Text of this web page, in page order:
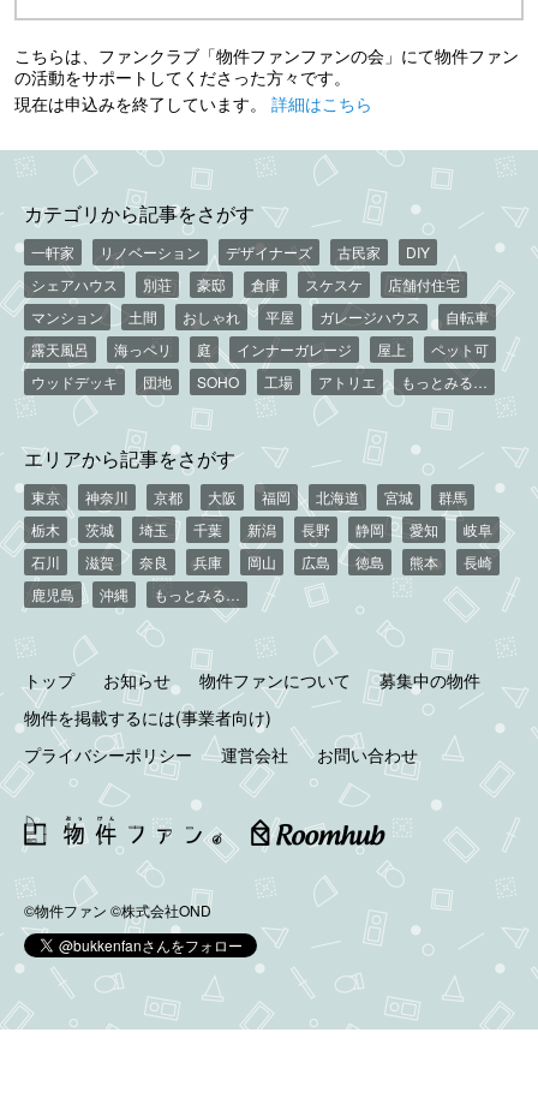
こちらは、ファンクラブ「物件ファンファンの会」にて物件ファン
の活動をサポートしてくださった方々です。
現在は申込みを終了しています。 詳細はこちら
カテゴリから記事をさがす
一軒家 リノベーション デザイナーズ 古民家
DIY
シェアハウス
別荘 豪邸 倉庫 スケスケ
店舗付住宅
マンション
土間 おしゃれ 平屋 ガレージハウス
自転車
露天風呂
海っペリ 庭 インナーガレージ 屋上
ペット可
ウッドデッキ
団地 SOHO 工場 アトリエ もっとみる…
エリアから記事をさがす
東京 神奈川 京都 大阪 福岡 北海道 宮城
群馬
栃木
茨城 埼玉 千葉 新潟 長野 静岡 愛知
岐阜
石川
滋賀 奈良 兵庫 岡山 広島 徳島 熊本
長崎
鹿児島
沖縄 もっとみる…
トップ お知らせ 物件ファンについて
募集中の物件
物件を掲載するには(事業者向け)
プライバシーポリシー
運営会社 お問い合わせ
©物件ファン ©株式会社OND